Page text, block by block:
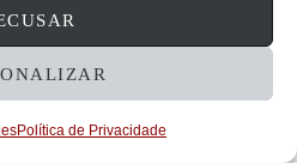
Política de Privacidade
Lda